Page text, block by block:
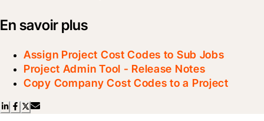
En savoir plus
Assign Project Cost Codes to Sub Jobs
Project Admin Tool - Release Notes
Copy Company Cost Codes to a Project